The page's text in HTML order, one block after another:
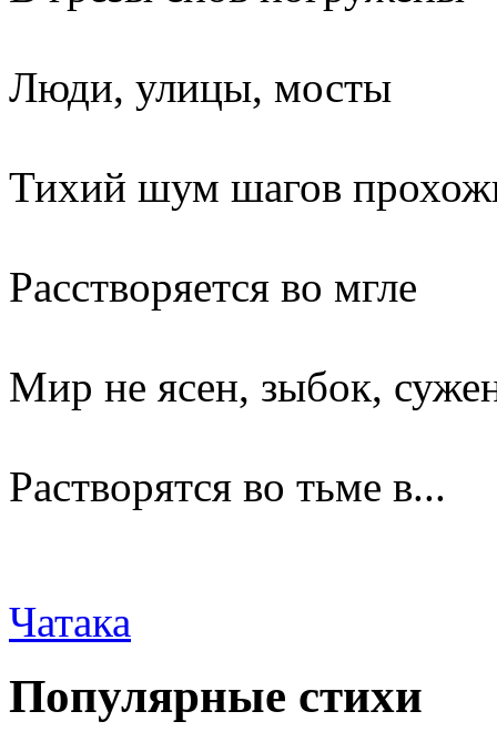
Люди, улицы, мосты
Тихий шум шагов
Расстворяется во мгле
Мир не ясен, зыбок,
Растворятся во тьме в...
Чатака
Популярные стихи